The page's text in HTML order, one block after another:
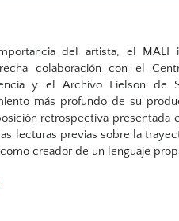
del artista, el MALI
colaboración con el
y el Archivo Eielson de
más profundo de su
retrospectiva presentada
lecturas previas sobre la
creador de un lenguaje